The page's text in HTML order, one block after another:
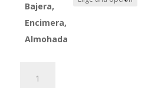
Bajera,
Encimera,
Almohada
50/50%